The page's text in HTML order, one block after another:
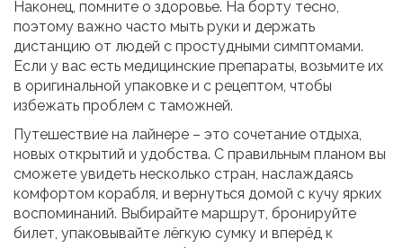
Наконец, помните о здоровье. На борту тесно,
поэтому важно часто мыть руки и держать
дистанцию от людей с простудными симптомами.
Если у вас есть медицинские препараты, возьмите их
в оригинальной упаковке и с рецептом, чтобы
избежать проблем с таможней.
Путешествие на лайнере – это сочетание отдыха,
новых открытий и удобства. С правильным планом вы
сможете увидеть несколько стран, наслаждаясь
комфортом корабля, и вернуться домой с кучу ярких
воспоминаний. Выбирайте маршрут, бронируйте
билет, упаковывайте лёгкую сумку и вперёд к